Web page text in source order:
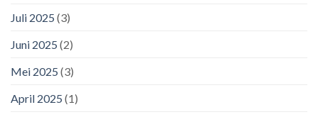
Juli 2025 (3)
Juni 2025 (2)
Mei 2025 (3)
April 2025 (1)